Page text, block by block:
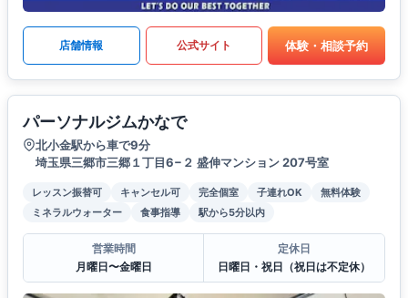
店舗情報 公式サイト 体験・相談予約
パーソナルジムかなで
北小金駅から車で9分
埼玉県三郷市三郷１丁目6−２ 盛伸マンション 207号室
レッスン振替可 キャンセル可 完全個室 子連れOK
無料体験
ミネラルウォーター
食事指導 駅から5分以内
営業時間
月曜日〜金曜日
定休日
日曜日・祝日（祝日は不定休）